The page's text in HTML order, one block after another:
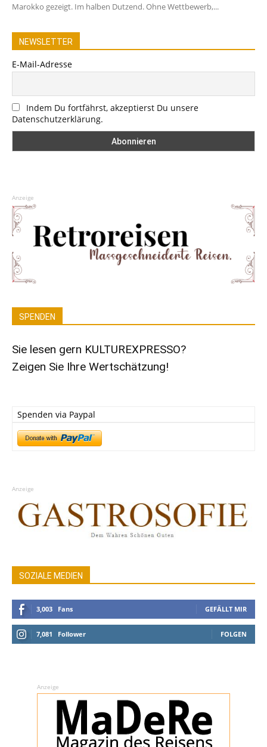
Marokko gezeigt. Im halben Dutzend. Ohne Wettbewerb,...
NEWSLETTER
E-Mail-Adresse
Indem Du fortfährst, akzeptierst Du unsere
Datenschutzerklärung.
Anzeige
SPENDEN
Sie lesen gern KULTUREXPRESSO?
Zeigen Sie Ihre Wertschätzung!
Spenden via Paypal
Anzeige
SOZIALE MEDIEN
3,003 Fans GEFÄLLT MIR
7,081 Follower FOLGEN
Anzeige